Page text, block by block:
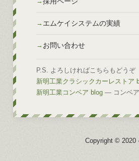
エムケイシステムの実績
お問い合わせ
P.S. よろしければこちらもどうぞ
新明工業クラシックカーレストア
新明工業コンベア blog — コンベア
Copyright © 2020